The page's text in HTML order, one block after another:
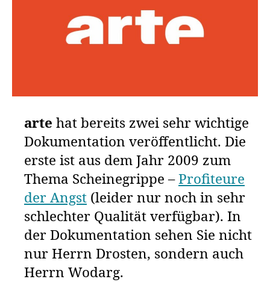
arte hat bereits zwei sehr wichtige
Dokumentation veröffentlicht. Die
erste ist aus dem Jahr 2009 zum
Thema Scheinegrippe –Profiteure
der Angst (leider nur noch in sehr
schlechter Qualität verfügbar). In
der Dokumentation sehen Sie nicht
nur Herrn Drosten, sondern auch
Herrn Wodarg.